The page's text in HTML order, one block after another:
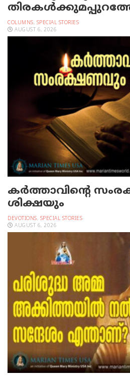
COLUMNS, SPECIAL STORIES
AUGUST 6, 2026
കർത്താവിന്റെ
ശിക്ഷയും
DEVOTIONS, SPECIAL STORIES
AUGUST 6, 2026